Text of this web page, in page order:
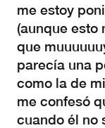
me estoy
(aunque esto
que
parecía una
como la de
me confesó
cuando él no